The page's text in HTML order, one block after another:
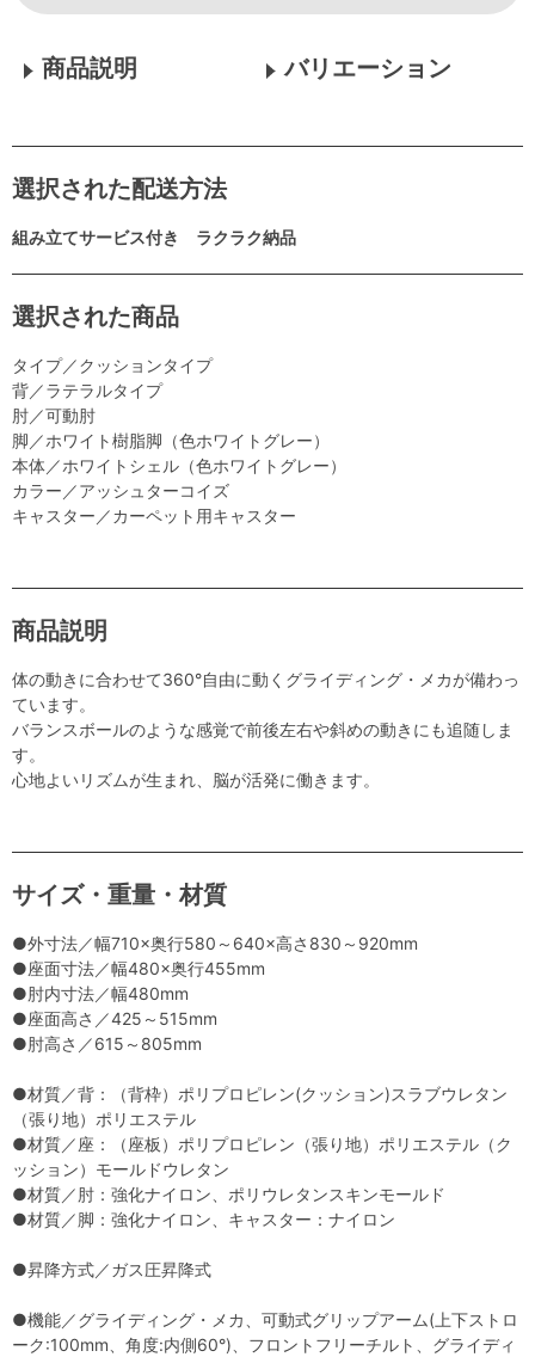
商品説明 バリエーション
選択された配送方法
組み立てサービス付き ラクラク納品
選択された商品
タイプ／クッションタイプ
背／ラテラルタイプ
肘／可動肘
脚／ホワイト樹脂脚（色ホワイトグレー）
本体／ホワイトシェル（色ホワイトグレー）
カラー／アッシュターコイズ
キャスター／カーペット用キャスター
商品説明
体の動きに合わせて360°自由に動くグライディング・メカが備わっ
ています。
バランスボールのような感覚で前後左右や斜めの動きにも追随しま
す。
心地よいリズムが生まれ、脳が活発に働きます。
サイズ・重量・材質
●外寸法／幅710×奥行580～640×高さ830～920mm
●座面寸法／幅480×奥行455mm
●肘内寸法／幅480mm
●座面高さ／425～515mm
●肘高さ／615～805mm
●材質／背：（背枠）ポリプロピレン(クッション)スラブウレタン
（張り地）ポリエステル
●材質／座：（座板）ポリプロピレン（張り地）ポリエステル（ク
ッション）モールドウレタン
●材質／肘：強化ナイロン、ポリウレタンスキンモールド
●材質／脚：強化ナイロン、キャスター：ナイロン
●昇降方式／ガス圧昇降式
●機能／グライディング・メカ、可動式グリップアーム(上下ストロ
ーク:100mm、角度:内側60°)、フロントフリーチルト、グライディ